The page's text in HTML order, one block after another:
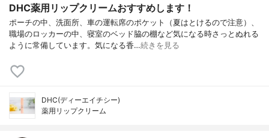
DHC薬用リップクリームおすすめします！
ポーチの中、洗面所、車の運転席のポケット（夏はとけるので注意）、
職場のロッカーの中、寝室のベッド脇の棚など気になる時さっとぬれる
ように常備しています。気になる香…続きを見る
DHC(ディーエイチシー)
薬用リップクリーム